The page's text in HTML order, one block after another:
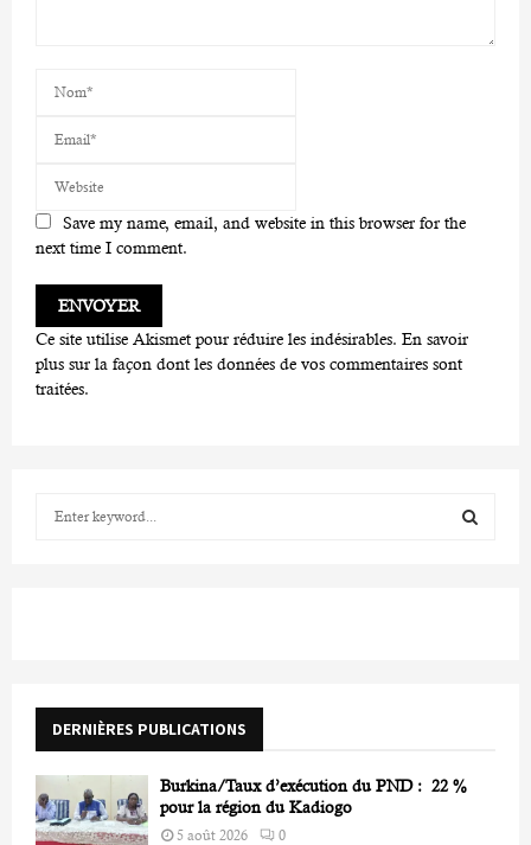
Save my name, email, and website in this browser for the
next time I comment.
Ce site utilise Akismet pour réduire les indésirables. En savoir
plus sur la façon dont les données de vos commentaires sont
traitées.
r
DERNIÈRES PUBLICATIONS
Burkina/Taux d’exécution du PND : 22 %
pour la région du Kadiogo
5 août 2026 0